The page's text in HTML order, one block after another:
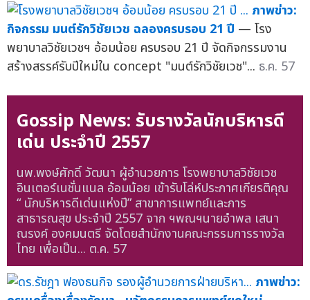
ภาพข่าว:
กิจกรรม มนต์รักวิชัยเวช ฉลองครบรอบ 21 ปี — โรง
พยาบาลวิชัยเวชฯ อ้อมน้อย ครบรอบ 21 ปี จัดกิจกรรมงาน
สร้างสรรค์รับปีใหม่ใน concept "มนต์รักวิชัยเวช"... ธ.ค. 57
Gossip News: รับรางวัลนักบริหารดี
เด่น ประจำปี 2557
นพ.พงษ์ศักดิ์ วัฒนา ผู้อำนวยการ โรงพยาบาลวิชัยเวช
อินเตอร์เนชั่นแนล อ้อมน้อย เข้ารับโล่ห์ประกาศเกียรติคุณ
“ นักบริหารดีเด่นแห่งปี” สาขาการแพทย์และการ
สาธารณสุข ประจำปี 2557 จาก ฯพณฯนายอำพล เสนา
ณรงค์ องคมนตรี จัดโดยสำนักงานคณะกรรมการรางวัล
ไทย เพื่อเป็น... ต.ค. 57
ภาพข่าว: